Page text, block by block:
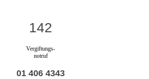
142
Vergiftungs-
notruf
01 406 4343